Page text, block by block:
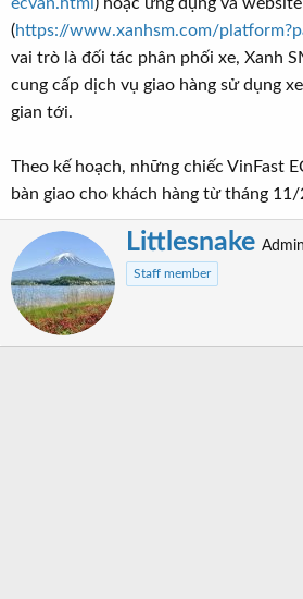
(https://www.xanhsm.com/
vai trò là đối tác phân phối xe, Xanh
cung cấp dịch vụ giao hàng sử dụng
gian tới.
Theo kế hoạch, những chiếc VinFast
bàn giao cho khách hàng từ tháng 11/
r
i
Littlesnake
Staff member